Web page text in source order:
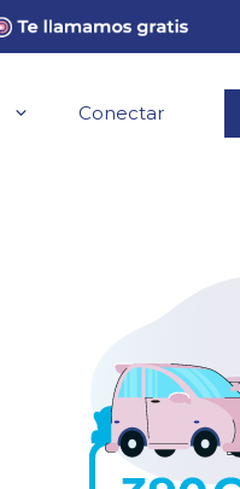
Conectar